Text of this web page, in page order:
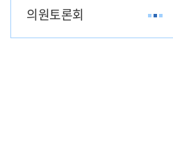
의원토론회